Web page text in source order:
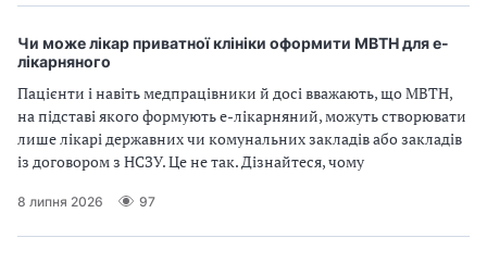
Чи може лікар приватної клініки оформити МВТН для е-
лікарняного
Пацієнти і навіть медпрацівники й досі вважають, що МВТН,
на підставі якого формують е-лікарняний, можуть створювати
лише лікарі державних чи комунальних закладів або закладів
із договором з НСЗУ. Це не так. Дізнайтеся, чому
8 липня 2026 97